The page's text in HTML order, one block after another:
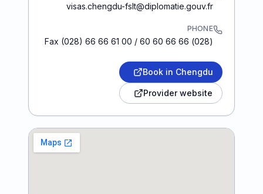
visas.chengdu-fslt@diplomatie.gouv.fr
PHONE
(028) 66 66 60 60 / Fax (028) 66 66 61 00
Book in Chengdu
Provider website